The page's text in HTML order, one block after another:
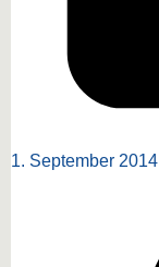
1. September 2014